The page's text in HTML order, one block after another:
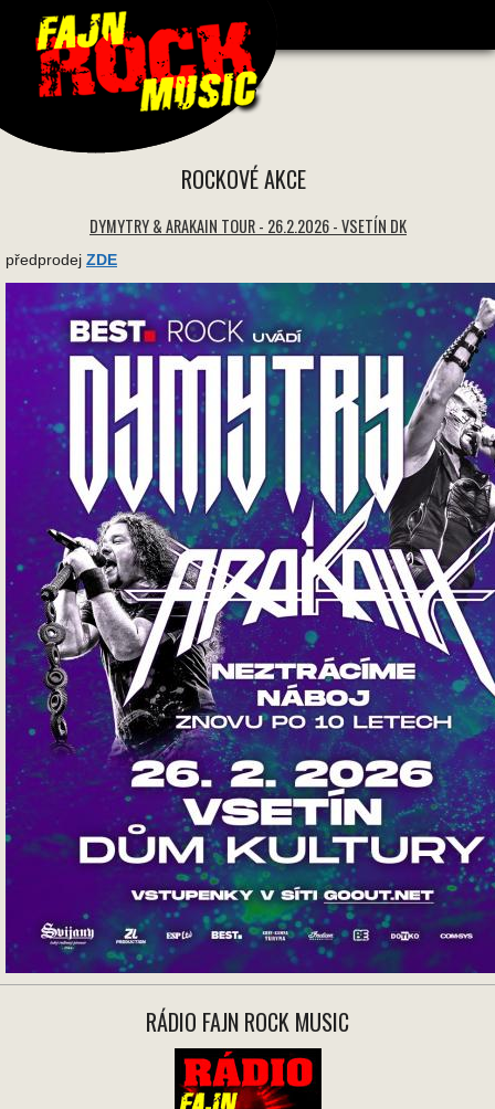
ROCKOVÉ AKCE
DYMYTRY & ARAKAIN TOUR - 26.2.2026 - VSETÍN DK
předprodej ZDE
RÁDIO FAJN ROCK MUSIC